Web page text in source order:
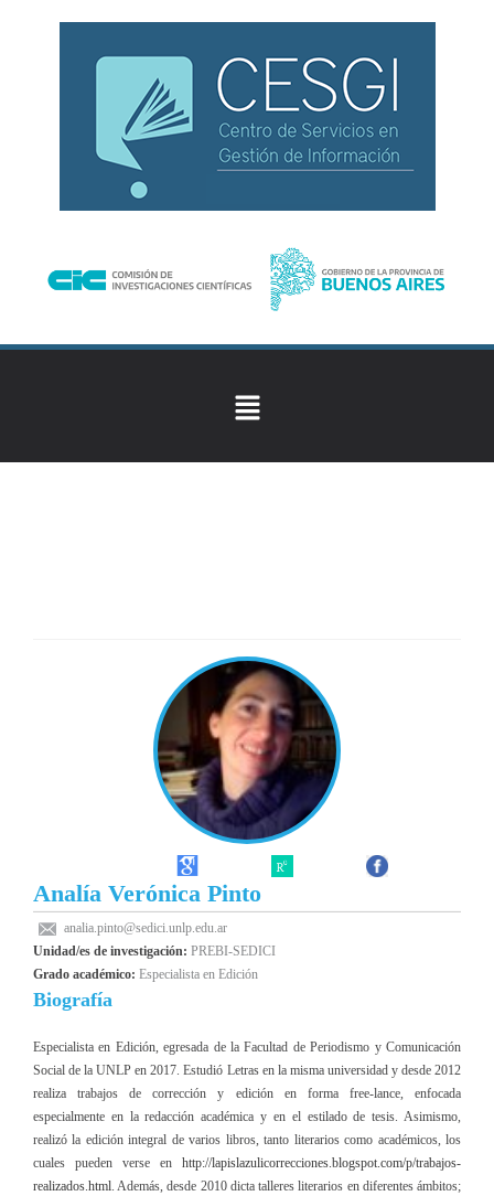
Analía Verónica Pinto
analia.pinto@sedici.unlp.edu.ar
Unidad/es de investigación: PREBI-SEDICI
Grado académico: Especialista en Edición
Biografía
Especialista en Edición, egresada de la Facultad de Periodismo y Comunicación
Social de la UNLP en 2017. Estudió Letras en la misma universidad y desde 2012
realiza trabajos de corrección y edición en forma free-lance, enfocada
especialmente en la redacción académica y en el estilado de tesis. Asimismo,
realizó la edición integral de varios libros, tanto literarios como académicos, los
cuales pueden verse enhttp://lapislazulicorrecciones.blogspot.com/p/trabajos-
realizados.html. Además, desde 2010 dicta talleres literarios en diferentes ámbitos;